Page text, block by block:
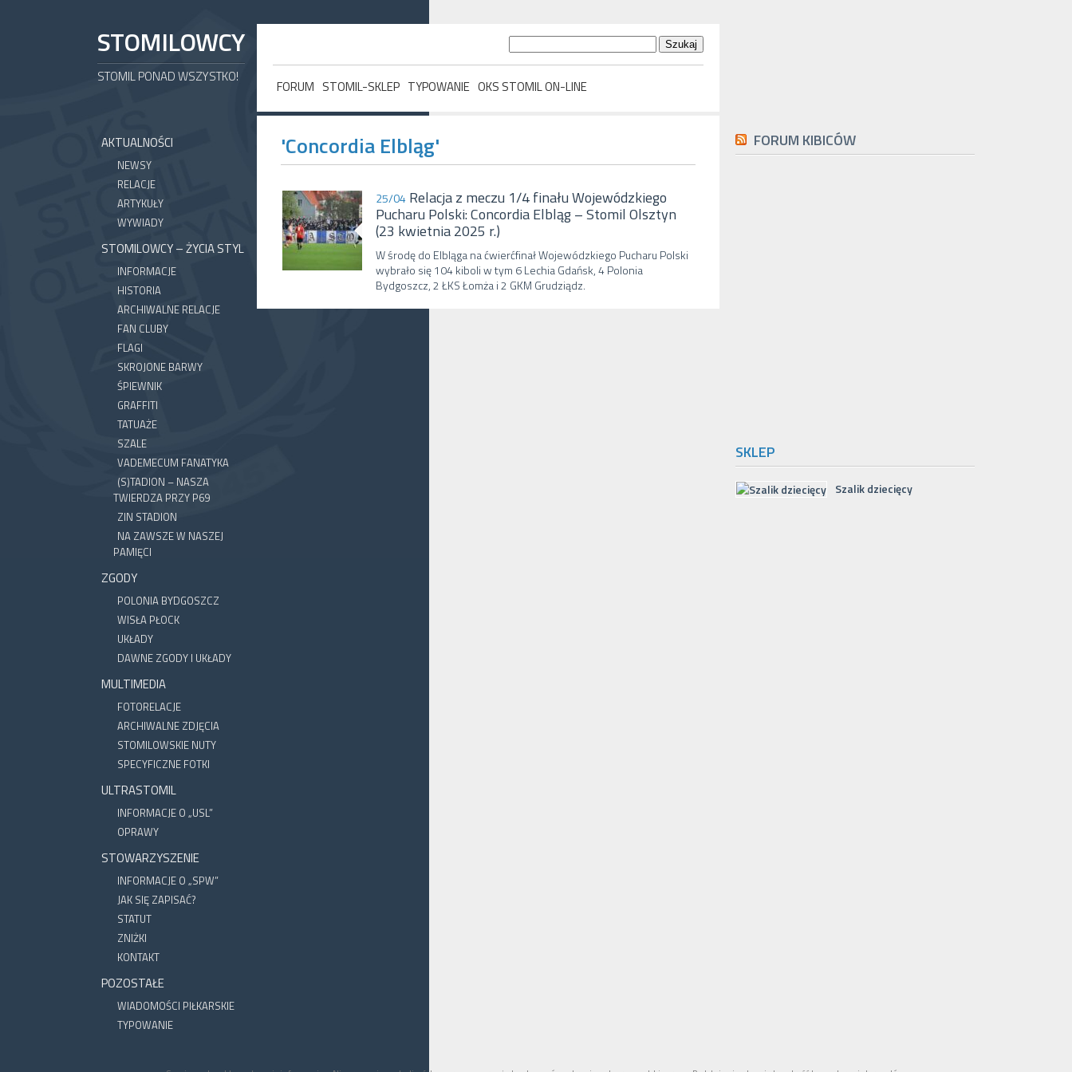
STOMILOWCY
STOMIL PONAD WSZYSTKO!
FORUM STOMIL-SKLEP TYPOWANIE OKS STOMIL ON-LINE
AKTUALNOŚCI
NEWSY
RELACJE
ARTYKUŁY
WYWIADY
STOMILOWCY – ŻYCIA STYL
INFORMACJE
HISTORIA
ARCHIWALNE RELACJE
FAN CLUBY
FLAGI
SKROJONE BARWY
ŚPIEWNIK
GRAFFITI
TATUAŻE
SZALE
VADEMECUM FANATYKA
(S)TADION – NASZA
TWIERDZA PRZY P69
ZIN STADION
NA ZAWSZE W NASZEJ
PAMIĘCI
ZGODY
POLONIA BYDGOSZCZ
WISŁA PŁOCK
UKŁADY
DAWNE ZGODY I UKŁADY
MULTIMEDIA
FOTORELACJE
ARCHIWALNE ZDJĘCIA
STOMILOWSKIE NUTY
SPECYFICZNE FOTKI
ULTRASTOMIL
INFORMACJE O „USL”
OPRAWY
STOWARZYSZENIE
INFORMACJE O „SPW”
JAK SIĘ ZAPISAĆ?
STATUT
ZNIŻKI
KONTAKT
POZOSTAŁE
WIADOMOŚCI PIŁKARSKIE
TYPOWANIE
'Concordia Elbląg'
25/04 Relacja z meczu 1/4 finału Wojewódzkiego
Pucharu Polski: Concordia Elbląg – Stomil Olsztyn
(23 kwietnia 2025 r.)
W środę do Elbląga na ćwierćfinał Wojewódzkiego Pucharu Polski
wybrało się 104 kiboli w tym 6 Lechia Gdańsk, 4 Polonia
Bydgoszcz, 2 ŁKS Łomża i 2 GKM Grudziądz.
FORUM KIBICÓW
SKLEP
Szalik dziecięcy